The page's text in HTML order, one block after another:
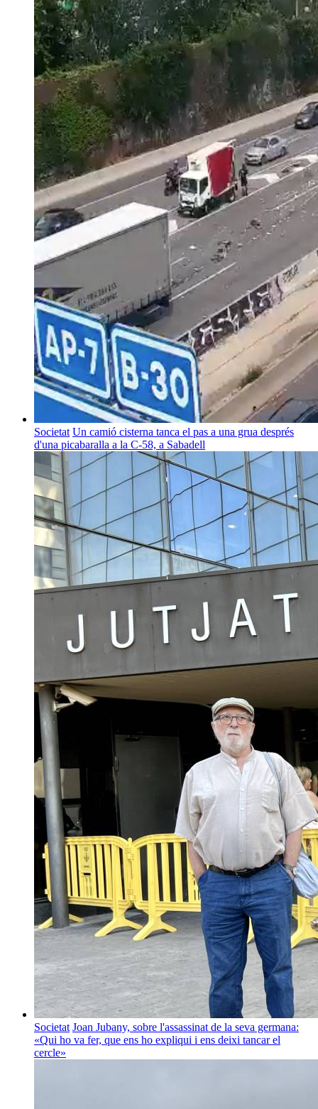
Societat Un camió cisterna tanca el pas a una grua després
d'una picabaralla a la C-58, a Sabadell
Societat Joan Jubany, sobre l'assassinat de la seva germana:
«Qui ho va fer, que ens ho expliqui i ens deixi tancar el
cercle»